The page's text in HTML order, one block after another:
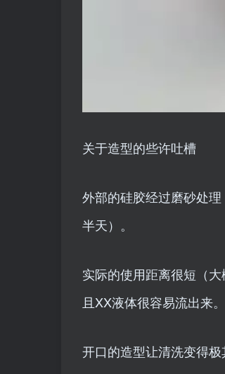
关于造型的些许吐槽
外部的硅胶经过磨砂处
半天）。
实际的使用距离很短（
且XX液体很容易流出来。
开口的造型让清洗变得极